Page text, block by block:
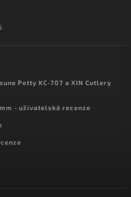
Petty KC-707 a XIN Cutlery
mm - uživatelská recenze